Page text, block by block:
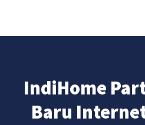
IndiHome
Baru